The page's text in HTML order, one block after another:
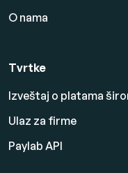
O nama
Tvrtke
Izveštaj o platama
Ulaz za firme
Paylab API